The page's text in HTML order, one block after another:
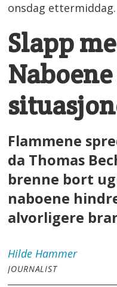
onsdag ettermiddag.
Slapp
Flammene
da Thomas
brenne bort
naboene
alvorligere
Hilde Hammer
JOURNALIST